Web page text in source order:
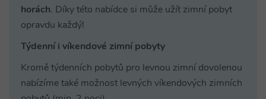
horách. Díky této nabídce si může užít zimní pobyt
opravdu každý!
Týdenní i víkendové zimní pobyty
Kromě týdenních pobytů pro levnou zimní dovolenou
nabízíme také možnost levných víkendových zimních